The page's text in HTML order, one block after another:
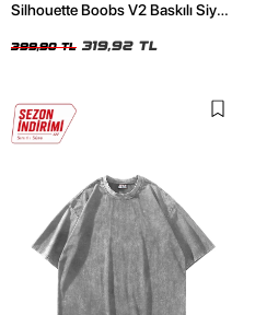
Silhouette Boobs V2 Baskılı Siyah
399,90 TL 319,92 TL